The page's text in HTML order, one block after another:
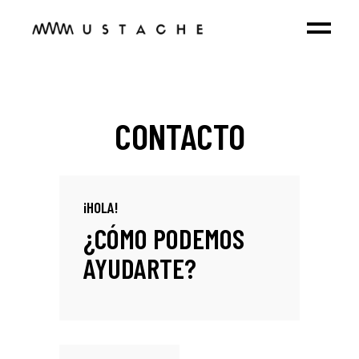
CONTACTO
¡HOLA!
¿CÓMO PODEMOS
AYUDARTE?